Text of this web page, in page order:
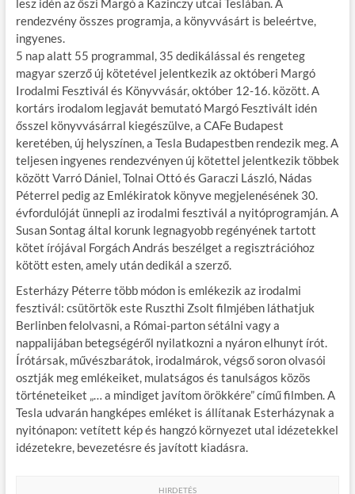
k
lesz idén az őszi Margó a Kazinczy utcai Teslában. A
rendezvény összes programja, a könyvvásárt is beleértve,
ingyenes.
5 nap alatt 55 programmal, 35 dedikálással és rengeteg
magyar szerző új kötetével jelentkezik az októberi Margó
Irodalmi Fesztivál és Könyvvásár, október 12-16. között. A
kortárs irodalom legjavát bemutató Margó Fesztivált idén
ősszel könyvvásárral kiegészülve, a CAFe Budapest
keretében, új helyszínen, a Tesla Budapestben rendezik meg. A
teljesen ingyenes rendezvényen új kötettel jelentkezik többek
között Varró Dániel, Tolnai Ottó és Garaczi László, Nádas
Péterrel pedig az Emlékiratok könyve megjelenésének 30.
évfordulóját ünnepli az irodalmi fesztivál a nyitóprogramján. A
Susan Sontag által korunk legnagyobb regényének tartott
kötet írójával Forgách András beszélget a regisztrációhoz
kötött esten, amely után dedikál a szerző.
Esterházy Péterre több módon is emlékezik az irodalmi
fesztivál: csütörtök este Ruszthi Zsolt filmjében láthatjuk
Berlinben felolvasni, a Római-parton sétálni vagy a
nappalijában betegségéről nyilatkozni a nyáron elhunyt írót.
Írótársak, művészbarátok, irodalmárok, végső soron olvasói
osztják meg emlékeiket, mulatságos és tanulságos közös
történeteiket „… a mindiget javítom örökkére” című filmben. A
Tesla udvarán hangképes emléket is állítanak Esterházynak a
nyitónapon: vetített kép és hangzó környezet utal idézetekkel
idézetekre, bevezetésre és javított kiadásra.
HIRDETÉS